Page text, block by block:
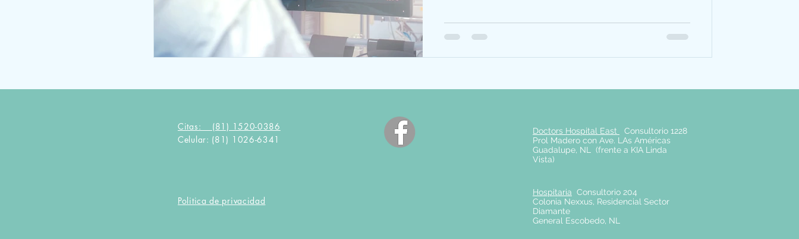
Citas: (81) 1520-0386
Celular: (81) 1026-6341
Politica de privacidad
Doctors Hospital East
Consultorio 1228
Prol Madero con Ave. LAs Américas
Guadalupe, NL (frente a KIA Linda
Vista)
Hospitaria Consultorio 204
Colonia Nexxus, Residencial Sector
Diamante
General Escobedo, NL